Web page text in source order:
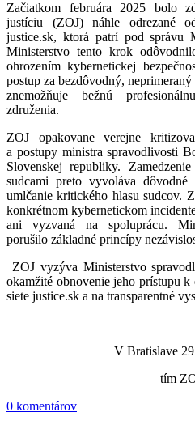
Začiatkom februára 2025 bolo
justíciu (ZOJ) náhle odrezané
justice.sk, ktorá patrí pod správu
Ministerstvo tento krok
ohrozením kybernetickej
postup za bezdôvodný,
znemožňuje bežnú
združenia.
ZOJ opakovane verejne
a postupy ministra spravodlivosti
Slovenskej republiky.
sudcami preto vyvoláva
umlčanie kritického hlasu sudcov.
konkrétnom kybernetickom
ani vyzvaná na spoluprácu.
porušilo základné princípy
ZOJ vyzýva Ministerstvo
okamžité obnovenie jeho prístupu
siete justice.sk a na transparentné
V Bratislave
tím
0 komentárov